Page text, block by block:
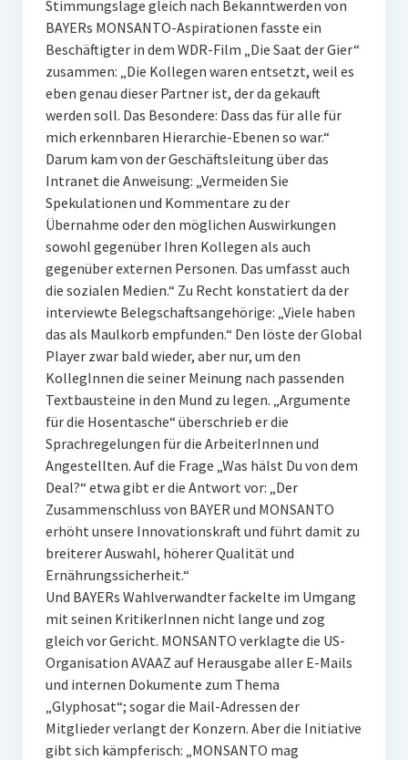
Stimmungslage gleich nach Bekanntwerden von
BAYERs MONSANTO-Aspirationen fasste ein
Beschäftigter in dem WDR-Film „Die Saat der Gier“
zusammen: „Die Kollegen waren entsetzt, weil es
eben genau dieser Partner ist, der da gekauft
werden soll. Das Besondere: Dass das für alle für
mich erkennbaren Hierarchie-Ebenen so war.“
Darum kam von der Geschäftsleitung über das
Intranet die Anweisung: „Vermeiden Sie
Spekulationen und Kommentare zu der
Übernahme oder den möglichen Auswirkungen
sowohl gegenüber Ihren Kollegen als auch
gegenüber externen Personen. Das umfasst auch
die sozialen Medien.“ Zu Recht konstatiert da der
interviewte Belegschaftsangehörige: „Viele haben
das als Maulkorb empfunden.“ Den löste der Global
Player zwar bald wieder, aber nur, um den
KollegInnen die seiner Meinung nach passenden
Textbausteine in den Mund zu legen. „Argumente
für die Hosentasche“ überschrieb er die
Sprachregelungen für die ArbeiterInnen und
Angestellten. Auf die Frage „Was hälst Du von dem
Deal?“ etwa gibt er die Antwort vor: „Der
Zusammenschluss von BAYER und MONSANTO
erhöht unsere Innovationskraft und führt damit zu
breiterer Auswahl, höherer Qualität und
Ernährungssicherheit.“
Und BAYERs Wahlverwandter fackelte im Umgang
mit seinen KritikerInnen nicht lange und zog
gleich vor Gericht. MONSANTO verklagte die US-
Organisation AVAAZ auf Herausgabe aller E-Mails
und internen Dokumente zum Thema
„Glyphosat“; sogar die Mail-Adressen der
Mitglieder verlangt der Konzern. Aber die Initiative
gibt sich kämpferisch: „MONSANTO mag